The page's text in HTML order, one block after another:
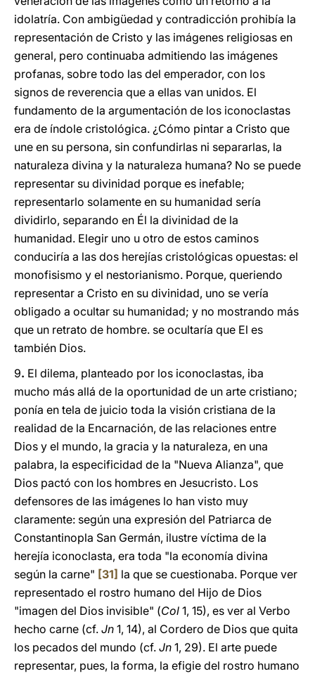
idolatría. Con ambigüedad y contradicción prohibía la
representación de Cristo y las imágenes religiosas en
general, pero continuaba admitiendo las imágenes
profanas, sobre todo las del emperador, con los
signos de reverencia que a ellas van unidos. El
fundamento de la argumentación de los iconoclastas
era de índole cristológica. ¿Cómo pintar a Cristo que
une en su persona, sin confundirlas ni separarlas, la
naturaleza divina y la naturaleza humana? No se puede
representar su divinidad porque es inefable;
representarlo solamente en su humanidad sería
dividirlo, separando en Él la divinidad de la
humanidad. Elegir uno u otro de estos caminos
conduciría a las dos herejías cristológicas opuestas: el
monofisismo y el nestorianismo. Porque, queriendo
representar a Cristo en su divinidad, uno se vería
obligado a ocultar su humanidad; y no mostrando más
que un retrato de hombre. se ocultaría que El es
también Dios.
9. El dilema, planteado por los iconoclastas, iba
mucho más allá de la oportunidad de un arte cristiano;
ponía en tela de juicio toda la visión cristiana de la
realidad de la Encarnación, de las relaciones entre
Dios y el mundo, la gracia y la naturaleza, en una
palabra, la especificidad de la "Nueva Alianza", que
Dios pactó con los hombres en Jesucristo. Los
defensores de las imágenes lo han visto muy
claramente: según una expresión del Patriarca de
Constantinopla San Germán, ilustre víctima de la
herejía iconoclasta, era toda "la economía divina
según la carne" [31] la que se cuestionaba. Porque ver
representado el rostro humano del Hijo de Dios
"imagen del Dios invisible" (Col 1, 15), es ver al Verbo
hecho carne (cf. Jn 1, 14), al Cordero de Dios que quita
los pecados del mundo (cf. Jn 1, 29). El arte puede
representar, pues, la forma, la efigie del rostro humano